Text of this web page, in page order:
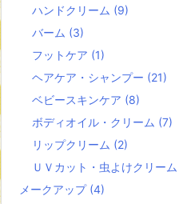
ハンドクリーム (9)
バーム (3)
フットケア (1)
ヘアケア・シャンプー (21)
ベビースキンケア (8)
ボディオイル・クリーム (7)
リップクリーム (2)
ＵＶカット・虫よけクリーム
メークアップ (4)